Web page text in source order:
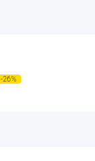
-26%